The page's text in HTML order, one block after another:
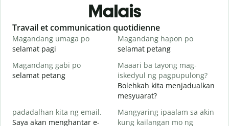
Malais
Slide 1 of 6
Travail et communication quotidienne
Magandang umaga po
selamat pagi
Magandang hapon po
selamat petang
Magandang gabi po
selamat petang
Maaari ba tayong mag-
iskedyul ng pagpupulong?
Bolehkah kita menjadualkan
mesyuarat?
padadalhan kita ng email.
Saya akan menghantar e-
Mangyaring ipaalam sa akin
kung kailangan mo ng